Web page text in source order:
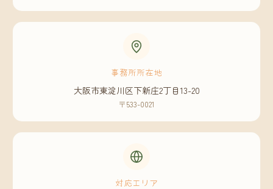
事務所所在地
大阪市東淀川区下新庄2丁目13-20
〒533-0021
対応エリア